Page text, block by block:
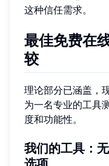
这种信任需求。
最佳免费在
较
理论部分已涵盖，
为一名专业的工具
度和功能性。
我们的工具：